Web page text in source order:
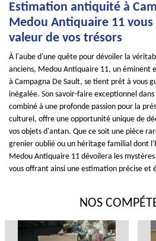
Estimation antiquité à
Medou Antiquaire 11 vous
valeur de vos trésors
À l'aube d'une quête pour dévoiler la
anciens, Medou Antiquaire 11, un éminent
à Campagna De Sault, se tient prêt à vous
inégalée. Son savoir-faire exceptionnel
combiné à une profonde passion pour la
culturel, offre une opportunité unique de
vos objets d'antan. Que ce soit une pièce
grenier oublié ou un héritage familial dont
Medou Antiquaire 11 dévoilera les
vous offrant ainsi une estimation précise et
NOS